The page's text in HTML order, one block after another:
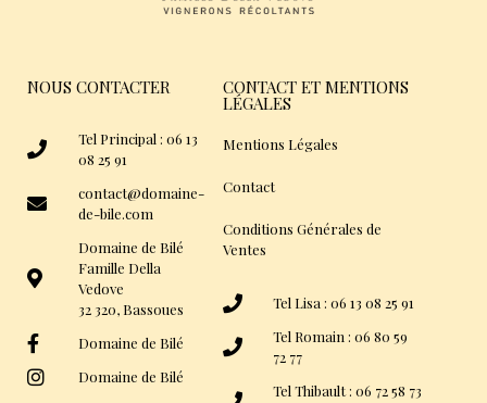
NOUS CONTACTER
Tel Principal : 06 13
08 25 91
contact@domaine-
de-bile.com
Domaine de Bilé
Famille Della
Vedove
32 320, Bassoues
Domaine de Bilé
Domaine de Bilé
CONTACT ET MENTIONS
LÉGALES
Mentions Légales
Contact
Conditions Générales de
Ventes
Tel Lisa : 06 13 08 25 91
Tel Romain : 06 80 59
72 77
Tel Thibault : 06 72 58 73